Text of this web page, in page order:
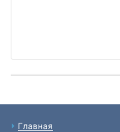
Главная